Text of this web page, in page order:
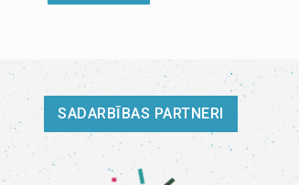
SADARBĪBAS PARTNERI